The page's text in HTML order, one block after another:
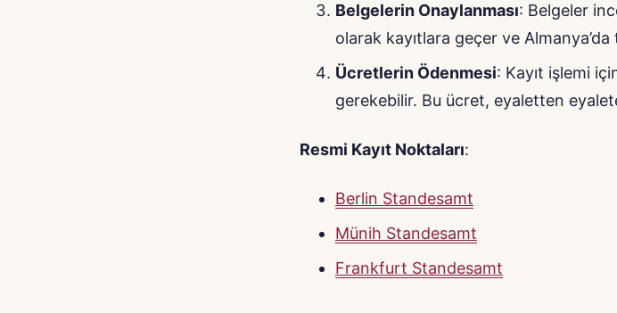
Belgelerin Onaylanması: Belgeler
olarak kayıtlara geçer ve Almanya’da
Ücretlerin Ödenmesi: Kayıt işlemi
gerekebilir. Bu ücret, eyaletten
Resmi Kayıt Noktaları:
Berlin Standesamt
Münih Standesamt
Frankfurt Standesamt